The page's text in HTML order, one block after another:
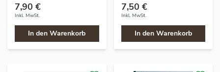
7,90 €
Inkl. MwSt.
In den Warenkorb
7,50 €
Inkl. MwSt.
In den Warenkorb